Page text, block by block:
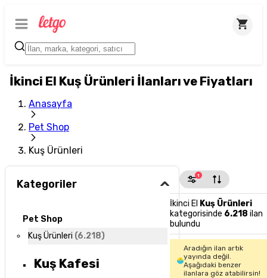
İkinci El Kuş Ürünleri İlanları ve Fiyatları
Anasayfa
Pet Shop
Kuş Ürünleri
Kategoriler
Pet Shop
Kuş Ürünleri (6.218)
Kuş Kafesi
1
İkinci El Kuş Ürünleri
kategorisinde 6.218 ilan
bulundu
Aradığın ilan artık
yayında değil.
Aşağıdaki benzer
ilanlara göz atabilirsin!